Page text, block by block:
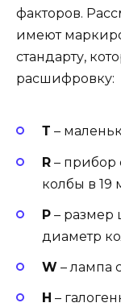
факторов.
имеют
стандарту,
расшифровку:
Т –
R – прибор
колбы в 19
Р – размер
диаметр
W – лампа
Н –